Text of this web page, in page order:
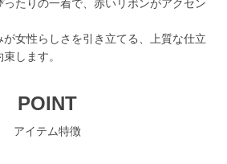
たりの一着で、赤いリボンがアクセン
女性らしさを引き立てる、上質な仕立
します。
POINT
アイテム特徴